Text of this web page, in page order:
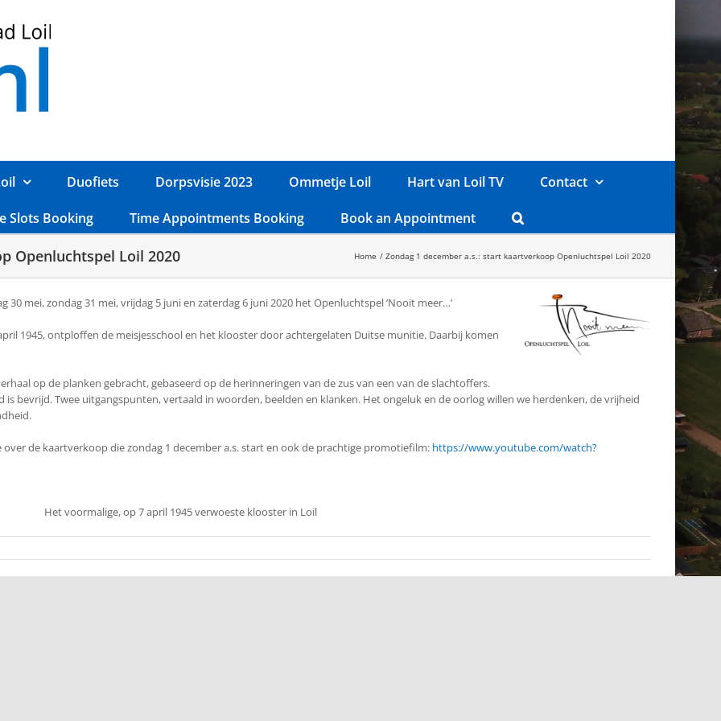
Duofiets Dorpsvisie 2023 Ommetje Loil Hart van Loil TV Contact
Slots Booking Time Appointments Booking Book an Appointment
Openluchtspel Loil 2020 Home Zondag 1 december a.s.: start kaartverkoop Openluchtspel Loil 2020
mei, zondag 31 mei, vrijdag 5 juni en zaterdag 6 juni 2020 het Openluchtspel ‘Nooit meer…’
1945, ontploffen de meisjesschool en het klooster door achtergelaten Duitse munitie. Daarbij komen
op de planken gebracht, gebaseerd op de herinneringen van de zus van een van de slachtoffers.
is bevrijd. Twee uitgangspunten, vertaald in woorden, beelden en klanken. Het ongeluk en de oorlog willen we herdenken, de vrijheid
de kaartverkoop die zondag 1 december a.s. start en ook de prachtige promotiefilm: https://www.youtube.com/watch?
Het voormalige, op 7 april 1945 verwoeste klooster in Loil